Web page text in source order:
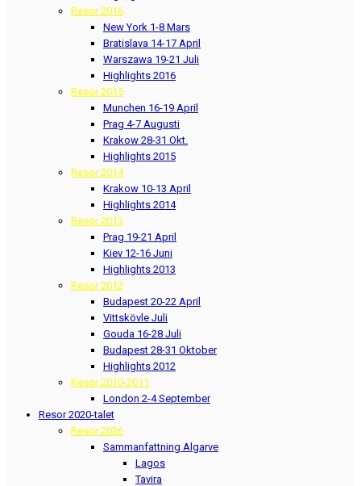
Resor 2016
New York 1-8 Mars
Bratislava 14-17 April
Warszawa 19-21 Juli
Highlights 2016
Resor 2015
Munchen 16-19 April
Prag 4-7 Augusti
Krakow 28-31 Okt.
Highlights 2015
Resor 2014
Krakow 10-13 April
Highlights 2014
Resor 2013
Prag 19-21 April
Kiev 12-16 Juni
Highlights 2013
Resor 2012
Budapest 20-22 April
Vittskövle Juli
Gouda 16-28 Juli
Budapest 28-31 Oktober
Highlights 2012
Resor 2010-2011
London 2-4 September
Resor 2020-talet
Resor 2026
Sammanfattning Algarve
Lagos
Tavira